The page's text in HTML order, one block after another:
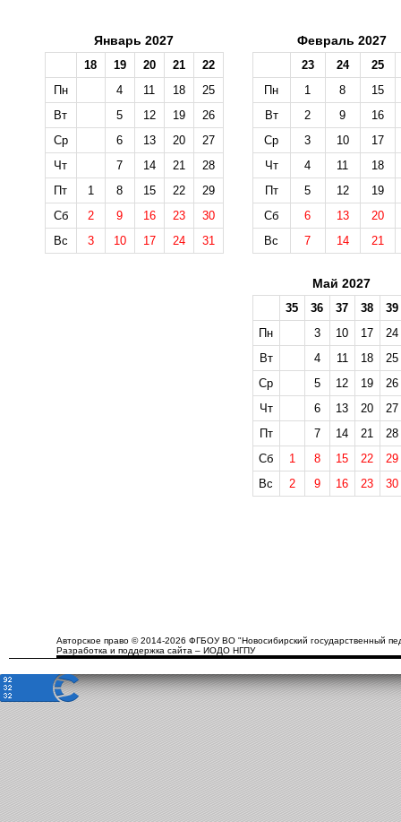
Январь 2027
18 19 20 21
22
Пн
4 11 18
25
Вт
5 12 19
26
Ср
6 13 20
27
Чт
7 14 21
28
Пт
1 8 15 22
29
Сб
2 9 16 23
30
Вс
3 10 17 24 31
Февраль 2027
23 24
25
Пн
1 8
15
Вт
2 9
16
Ср
3 10
17
Чт
4 11
18
Пт
5 12
19
Сб
6 13
20
Вс
7 14 21
Май 2027
35 36 37 38
39
Пн
3 10 17
24
Вт
4 11 18
25
Ср
5 12 19
26
Чт
6 13 20
27
Пт
7 14 21
28
Сб
1 8 15 22
29
Вс
2 9 16 23 30
Авторское право © 2014-2026 ФГБОУ ВО "Новосибирский государственный
Разработка и поддержка сайта – ИОДО НГПУ